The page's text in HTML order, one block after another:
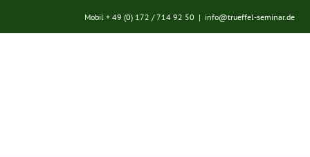
springen
Mobil + 49 (0) 172 / 714 92 50 | info@trueffel-seminar.de